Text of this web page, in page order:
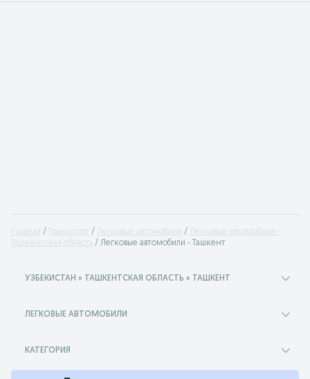
Главная Транспорт Легковые автомобили
Легковые автомобили -
Ташкентская область
Легковые автомобили - Ташкент
УЗБЕКИСТАН » ТАШКЕНТСКАЯ ОБЛАСТЬ » ТАШКЕНТ
ЛЕГКОВЫЕ АВТОМОБИЛИ
КАТЕГОРИЯ